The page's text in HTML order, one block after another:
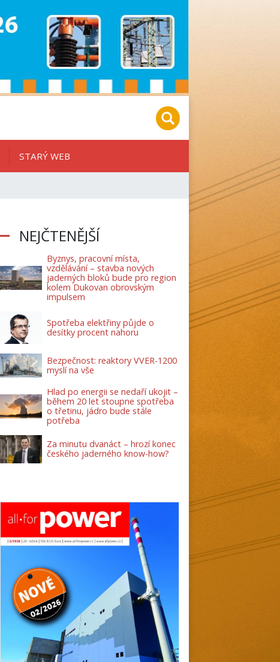
STARÝ WEB
NEJČTENĚJŠÍ
Byznys, pracovní místa,
vzdělávání – stavba nových
jaderných bloků bude pro region
kolem Dukovan obrovským
impulsem
Spotřeba elektřiny půjde o
desítky procent nahoru
Bezpečnost: reaktory VVER-1200
myslí na vše
Hlad po energii se nedaří ukojit –
během 20 let stoupne spotřeba
o třetinu, jádro bude stále
potřeba
Za minutu dvanáct – hrozí konec
českého jaderného know-how?